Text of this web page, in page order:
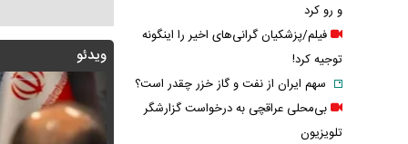
ویدئو
و رو کرد
فیلم/پزشکیان گرانی‌های اخیر را اینگونه
توجیه کرد!
سهم ایران از نفت و گاز خزر چقدر است؟
بی‌محلی عراقچی به درخواست گزارشگر
تلویزیون